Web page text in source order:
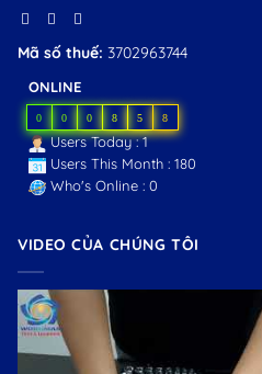
Mã số thuế: 3702963744
ONLINE
0 0 0 8 5 8
Users Today : 1
Users This Month : 180
Who's Online : 0
VIDEO CỦA CHÚNG TÔI